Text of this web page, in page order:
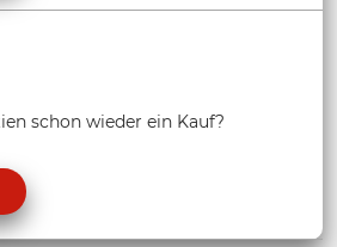
schon wieder ein Kauf?